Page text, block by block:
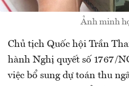
Ảnh minh
Chủ tịch Quốc hội Trần
hành Nghị quyết số 1767/
việc bổ sung dự toán thu